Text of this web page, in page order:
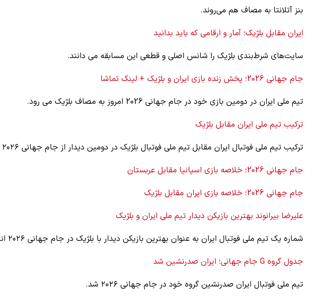
بنز آتلانتا به مصاف هم می‌روند.
ایران مقابل بلژیک؛ آمار و ارقامی که باید بدانید
سایت‌های شرط‌بندی بلژیک را شانس اصلی و قطعی این مسابقه می دانند.
جام جهانی 2026؛ پخش زنده بازی ایران و بلژیک + لینک تماشا
تیم ملی ایران در دومین بازی خود در جام جهانی 2026 امروز به مصاف بلژیک می رود.
ترکیب تیم ملی ایران مقابل بلژیک
ترکیب تیم ملی فوتبال ایران مقابل تیم ملی فوتبال بلژیک در دومین دیدار از جام جهانی ۲۰۲۶ اعلام شد.
جام جهانی 2026؛ خلاصه بازی اسپانیا مقابل عربستان
جام جهانی 2026؛ خلاصه بازی ایران مقابل بلژیک
علیرضا بیرانوند بهترین بازیکن دیدار تیم ملی ایران و بلژیک
شماره یک تیم ملی فوتبال ایران به عنوان بهترین بازیکن دیدار با بلژیک در جام جهانی ۲۰۲۶ انتخاب شد.
جدول گروه G جام جهانی؛ ایران صدرنشین شد
تیم ملی فوتبال ایران صدرنشین گروه خود در جام جهانی ۲۰۲۶ شد.
لحظه حمله به بیت
پزشکیان: از حد و حدود خودمان دفاع می‌کنیم، اما
به‌دنبال گسترش جنگ نیس…